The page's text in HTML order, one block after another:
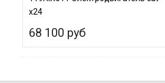
x24
68 100 руб